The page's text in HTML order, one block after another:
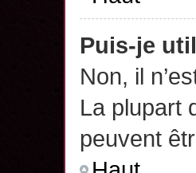
Puis-je
Non, il
La plupart
peuvent